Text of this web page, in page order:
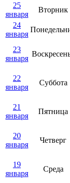
25
января
Вторник
24
января
23
января
22
января
Суббота
21
января
Пятница
20
января
Четверг
19
января
Среда